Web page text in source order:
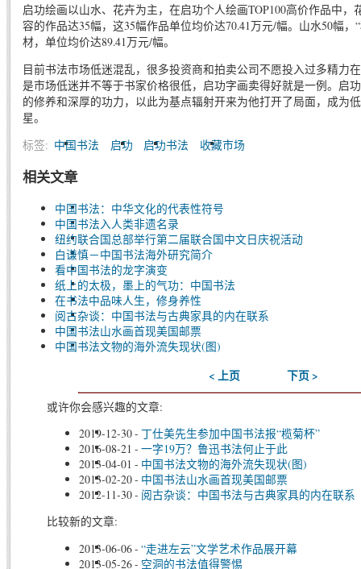
启功绘画以山水、花卉为主，在启功个人绘画TOP100高价作品中，
容的作品达35幅，这35幅作品单位均价达70.41万元/幅。山水50幅
材，单位均价达89.41万元/幅。
目前书法市场低迷混乱，很多投资商和拍卖公司不愿投入过多精力
是市场低迷并不等于书家价格很低，启功字画卖得好就是一例。启
的修养和深厚的功力，以此为基点辐射开来为他打开了局面，成为
星。
标签: 中国书法 启功 启功书法 收藏市场
相关文章
中国书法：中华文化的代表性符号
中国书法入人类非遗名录
纽约联合国总部举行第二届联合国中文日庆祝活动
白谦慎－中国书法海外研究简介
看中国书法的龙字演变
纸上的太极，墨上的气功：中国书法
在书法中品味人生，修身养性
阅古杂谈：中国书法与古典家具的内在联系
中国书法山水画首现美国邮票
中国书法文物的海外流失现状(图)
< 上页 下页 >
或许你会感兴趣的文章:
2019-12-30- 丁仕美先生参加中国书法报“榄菊杯”
2016-08-21 - 一字19万？鲁迅书法何止于此
2013-04-01 - 中国书法文物的海外流失现状(图)
2013-02-20- 中国书法山水画首现美国邮票
2012-11-30- 阅古杂谈：中国书法与古典家具的内在联系
比较新的文章:
2013-06-06- “走进左云”文学艺术作品展开幕
2013-05-26- 空洞的书法值得警惕